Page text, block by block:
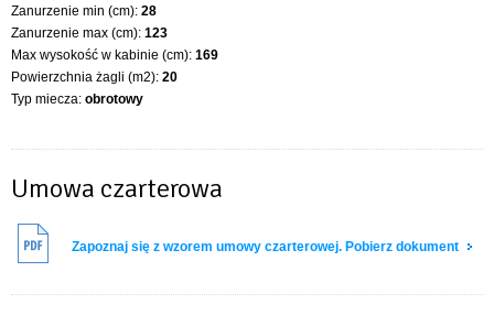
Zanurzenie min (cm): 28
Zanurzenie max (cm): 123
Max wysokość w kabinie (cm): 169
Powierzchnia żagli (m2): 20
Typ miecza: obrotowy
Umowa czarterowa
Zapoznaj się z wzorem umowy czarterowej. Pobierz dokument